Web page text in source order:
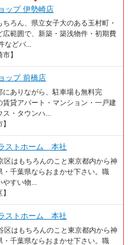
ップ 伊勢崎店
ろん、県立女子大のある玉村町・
広範囲で、新築・築浅物件・初期費
などバ...
】
ップ 前橋店
にありながら、駐車場も無料完
貸アパート・マンション・一戸建
・タウンハ...
ストホーム 本社
区はもちろんのこと東京都内から神
・千葉県ならおまかせ下さい。職
すい物...
ストホーム 本社
区はもちろんのこと東京都内から神
・千葉県ならおまかせ下さい。職